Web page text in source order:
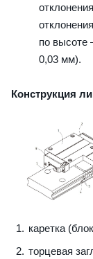
по высоте
0,03 мм).
Конструкция
каретка
торцевая